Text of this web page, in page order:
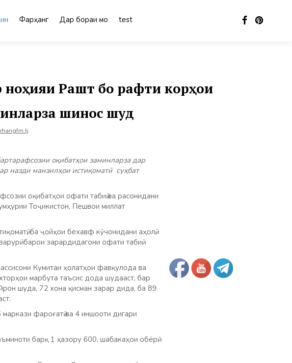
Фарҳанг Дар бораи мо test
ноҳияи Рашт бо рафти корҳои
шинос шуд
оқибатҳои заминларза дар
назди манзилҳои истиқоматӣ суҳбат
оқибатҳои офати табиӣ ва расонидани
Тоҷикистон, Пешвои миллат
ба ҷойҳои бехавф кӯчонидани аҳолӣ,
барои зарардидагони офати табиӣ
Кумитаи ҳолатҳои фавқулода ва
марбута таъсис дода шудааст, бар
шуда, 72 хона қисман зарар дида, ба 89
фароғатӣ ва 4 иншооти дигари
барқ 1 ҳазору 600, шабакаҳои обёрӣ